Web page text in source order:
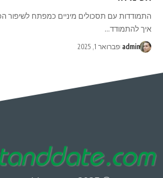
התמודדות עם תסכולים מיניים כמפתח לשיפור
איך להתמודד…
admin פברואר 1, 2025